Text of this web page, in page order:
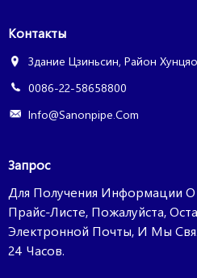
Контакты
Здание Цзиньсин, Район
0086-22-58658800
Info@sanonpipe.com
Запрос
Для Получения Информации
Прайс-Листе, Пожалуйста,
Электронной Почты, И Мы
24 Часов.